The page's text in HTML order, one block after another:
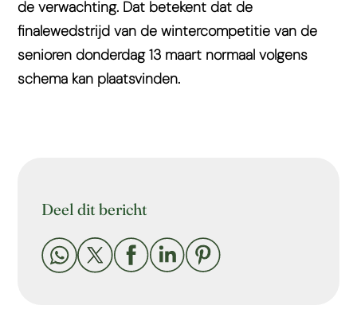
de verwachting. Dat betekent dat de
finalewedstrijd van de wintercompetitie van de
senioren donderdag 13 maart normaal volgens
schema kan plaatsvinden.
Deel dit bericht
    